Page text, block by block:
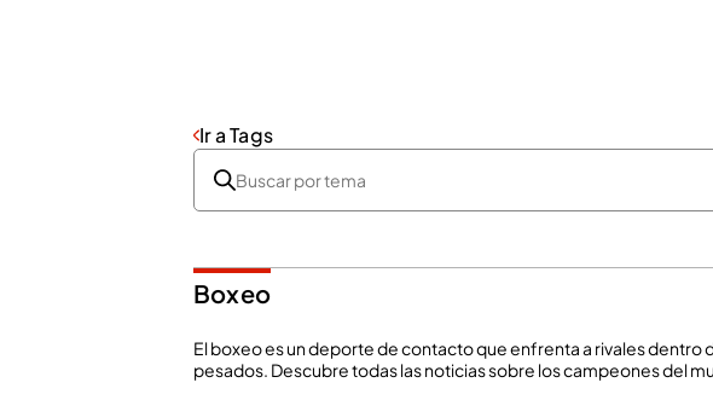
Ir a Tags
Boxeo
El boxeo es un deporte de contacto que enfrenta a rivales
pesados. Descubre todas las noticias sobre los campeones del